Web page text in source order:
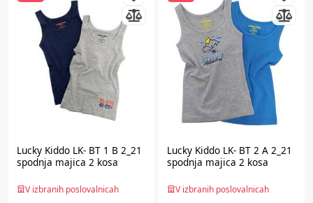
Lucky Kiddo LK- BT 1 B 2_21
spodnja majica 2 kosa
V izbranih poslovalnicah
Lucky Kiddo LK- BT 2 A 2_21
spodnja majica 2 kosa
V izbranih poslovalnicah